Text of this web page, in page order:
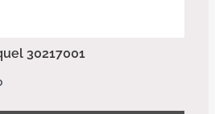
30217001